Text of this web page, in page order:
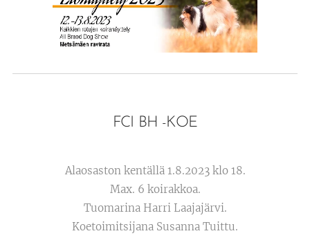
FCI BH -KOE
Alaosaston kentällä 1.8.2023 klo 18.
Max. 6 koirakkoa.
Tuomarina Harri Laajajärvi.
Koetoimitsijana Susanna Tuittu.